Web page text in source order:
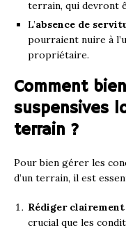
terrain, qui devront
L’absence de
pourraient nuire à
propriétaire.
Comment
suspensives
terrain ?
Pour bien gérer les
d’un terrain, il est
Rédiger
crucial que les